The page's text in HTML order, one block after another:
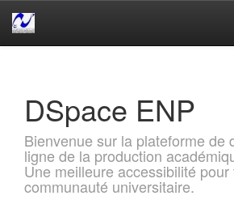
DSpace ENP
Bienvenue sur la plateforme de
ligne de la production
Une meilleure accessibilité pour
communauté universitaire.